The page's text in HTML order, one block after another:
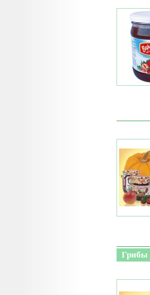
Грибы